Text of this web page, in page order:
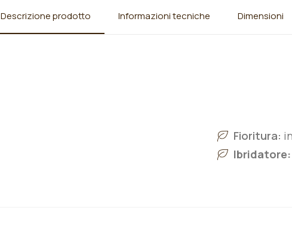
Descrizione prodotto Informazioni tecniche Dimensioni
Fioritura:
Ibridatore: